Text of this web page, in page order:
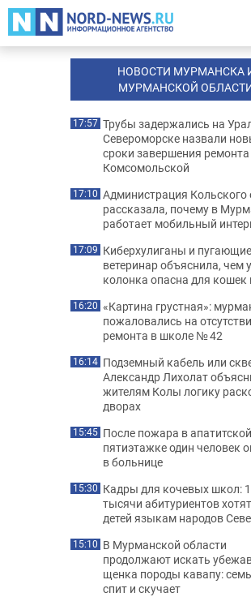
НОВОСТИ МУРМАНСКА
МУРМАНСКОЙ
17:57 Трубы задержались на
Североморске назвали
сроки завершения ремонта
Комсомольской
17:10 Администрация Кольского
рассказала, почему в
работает мобильный
17:09 Киберхулиганы и
ветеринар объяснила, чем
колонка опасна для кошек
16:20 «Картина грустная»:
пожаловались на
ремонта в школе № 42
16:14 Подземный кабель или
Александр Лихолат
жителям Колы логику
дворах
15:45 После пожара в апатитской
пятиэтажке один человек
в больнице
15:30 Кадры для кочевых школ:
тысячи абитуриентов
детей языкам народов
15:10 В Мурманской области
продолжают искать
щенка породы кавапу:
спит и скучает